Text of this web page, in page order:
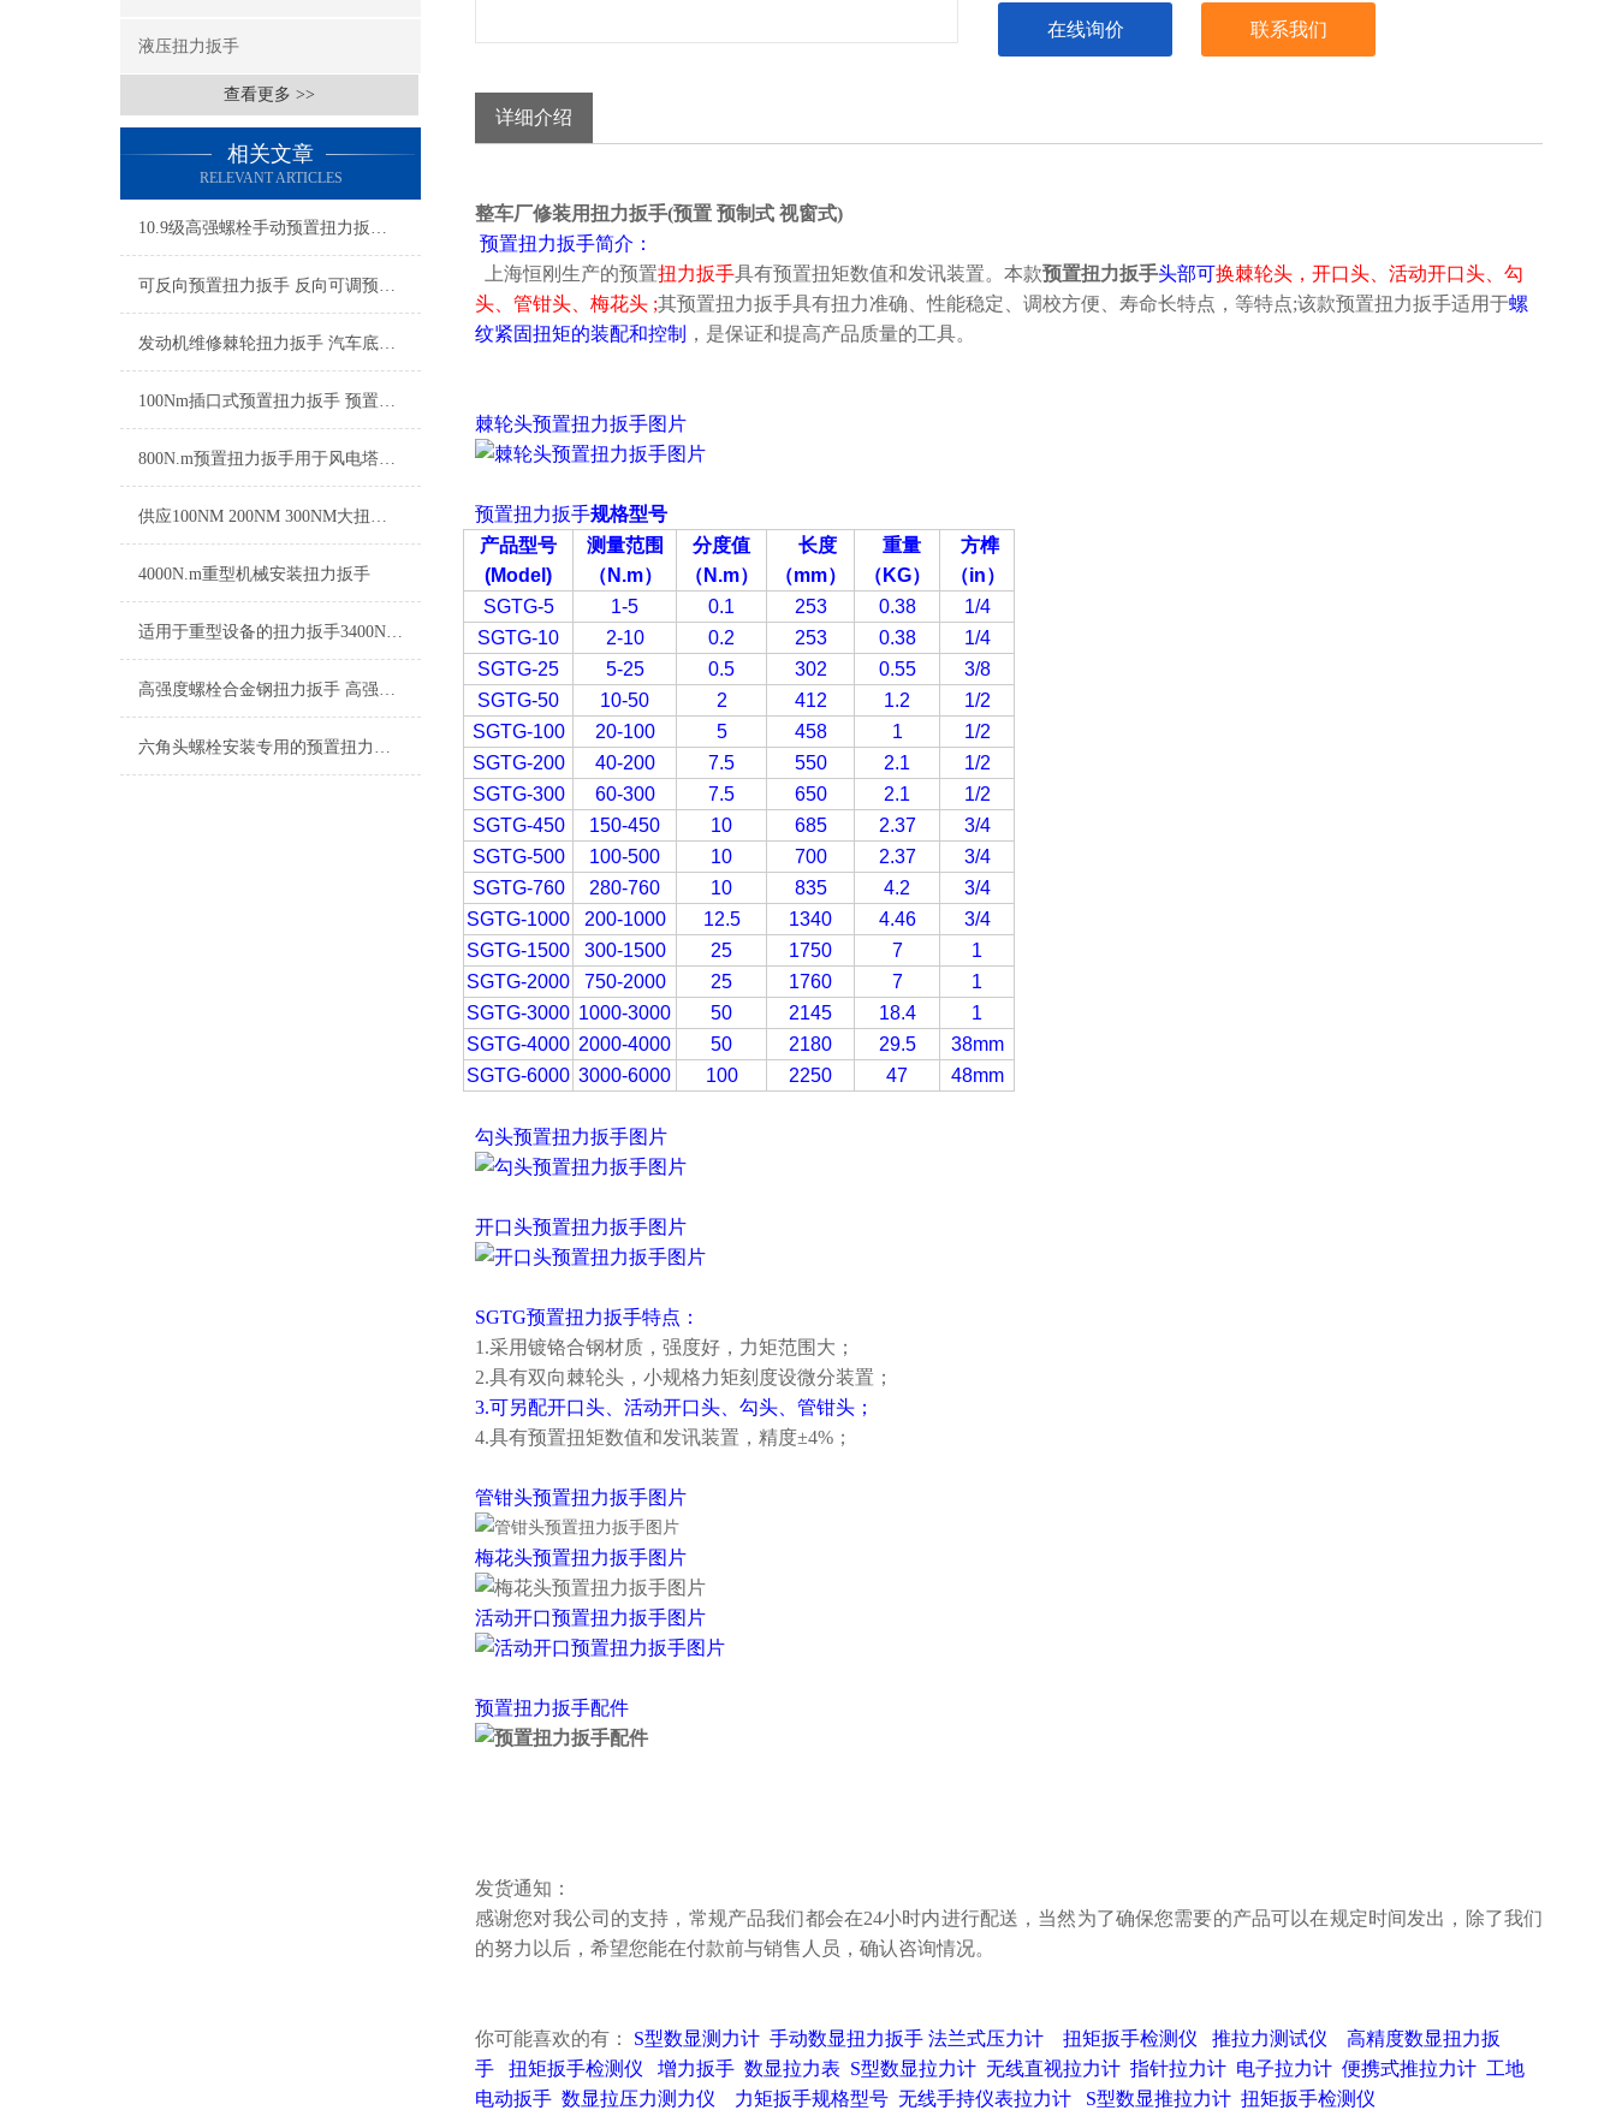
液压扭力扳手
查看更多 >>
相关文章
RELEVANT ARTICLES
10.9级高强螺栓手动预置扭力扳手 螺栓紧固定值扭力扳手厂家
可反向预置扭力扳手 反向可调预置式扭矩扳手 大扭矩反向预置式扭矩扳手
发动机维修棘轮扭力扳手 汽车底盘专用棘轮扭矩扳手 汽修棘轮式扭力扳手
100Nm插口式预置扭力扳手 预置式插口扭力扳手 插口型预置式扭矩扳手
800N.m预置扭力扳手用于风电塔筒螺栓紧固专用
供应100NM 200NM 300NM大扭矩刻度显示开口扭力扳手
4000N.m重型机械安装扭力扳手
适用于重型设备的扭力扳手3400N.m 手动3400N.m预置扭力扳手
高强度螺栓合金钢扭力扳手 高强度螺栓手动定扭矩扳手
六角头螺栓安装专用的预置扭力扳手工具
在线询价 联系我们
详细介绍
整车厂修装用扭力扳手(预置 预制式 视窗式)
预置扭力扳手简介：
上海恒刚生产的预置扭力扳手具有预置扭矩数值和发讯装置。 本款预置扭力扳手头部可换棘轮头， 开口头、活动开口头、勾
头、管钳头、梅花头 ;其预置扭力扳手具有扭力准确、性能稳定、调校方便、寿命长特点， 等特点;该款预置扭力扳手适用于螺
纹紧固扭矩的装配和控制
，是保证和提高产品质量的工具。
棘轮头预置扭力扳手图片
预置扭力扳手规格型号
产品型号
(Model)
测量范围
（N.m）
分度值
（N.m）
长度
（mm）
重量
（KG）
方榫
（in）
SGTG-5
1-5 0.1 253 0.38
1/4
SGTG-10
2-10 0.2 253 0.38
1/4
SGTG-25
5-25 0.5 302 0.55
3/8
SGTG-50
10-50 2 412 1.2
1/2
SGTG-100
20-100 5 458 1
1/2
SGTG-200
40-200 7.5 550 2.1
1/2
SGTG-300
60-300 7.5 650 2.1
1/2
SGTG-450
150-450 10 685 2.37
3/4
SGTG-500
100-500 10 700 2.37
3/4
SGTG-760
280-760 10 835 4.2
3/4
SGTG-1000
200-1000 12.5 1340 4.46
3/4
SGTG-1500
300-1500 25 1750 7
1
SGTG-2000
750-2000 25 1760 7
1
SGTG-3000 1000-3000 50 2145 18.4
1
SGTG-4000 2000-4000 50 2180 29.5
38mm
SGTG-6000 3000-6000 100 2250 47 48mm
勾头预置扭力扳手图片
开口头预置扭力扳手图片
SGTG预置扭力扳手特点：
1.采用镀铬合钢材质，强度好，力矩范围大；
2.具有双向棘轮头，小规格力矩刻度设微分装置；
3.可另配开口头、活动开口头、勾头、管钳头；
4.具有预置扭矩数值和发讯装置，精度±4%；
管钳头预置扭力扳手图片
梅花头预置扭力扳手图片
活动开口预置扭力扳手图片
预置扭力扳手配件
发货通知：
感谢您对我公司的支持，常规产品我们都会在24小时内进行配送，当然为了确保您需要的产品可以在规定时间发出，除了我们
的努力以后，希望您能在付款前与销售人员，确认咨询情况。
你可能喜欢的有： S型数显测力计 手动数显扭力扳手 法兰式压力计 扭矩扳手检测仪 推拉力测试仪
高精度数显扭力扳
手
扭矩扳手检测仪 增力扳手 数显拉力表 S型数显拉力计 无线直视拉力计 指针拉力计 电子拉力计 便携式推拉力计 工地
电动扳手 数显拉压力测力仪 力矩扳手规格型号 无线手持仪表拉力计 S型数显推拉力计 扭矩扳手检测仪